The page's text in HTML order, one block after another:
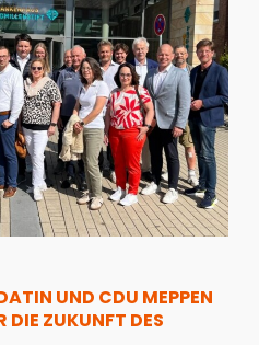
UND CDU MEPPEN
DIE ZUKUNFT DES